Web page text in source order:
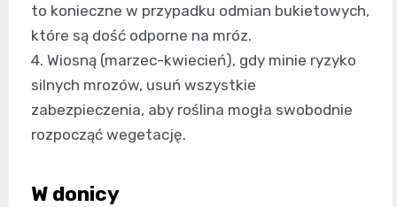
to konieczne w przypadku odmian bukietowych,
które są dość odporne na mróz.
4. Wiosną (marzec-kwiecień), gdy minie ryzyko
silnych mrozów, usuń wszystkie
zabezpieczenia, aby roślina mogła swobodnie
rozpocząć wegetację.
W donicy